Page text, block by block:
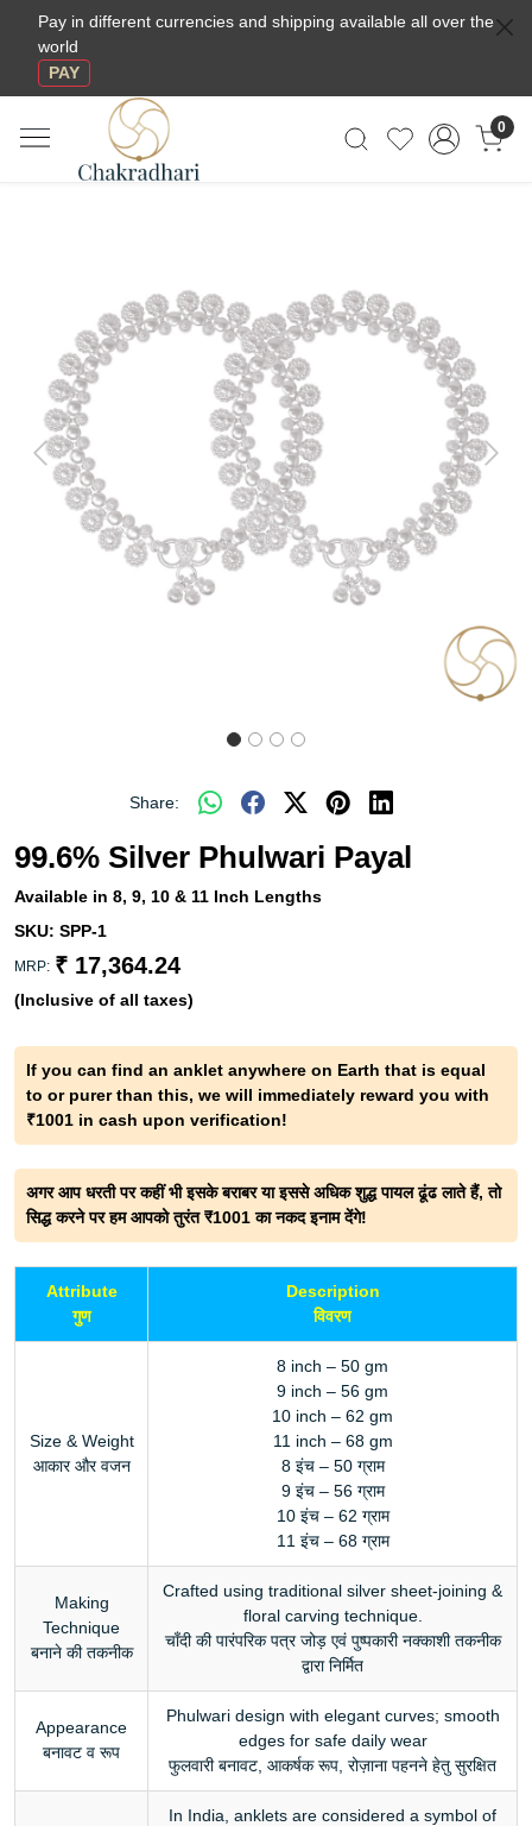
Pay in different currencies and shipping available all over the
world
PAY
0
Previous Next
Share:
99.6% Silver Phulwari Payal
Available in 8, 9, 10 & 11 Inch Lengths
SKU: SPP-1
MRP: ₹ 17,364.24
(Inclusive of all taxes)
If you can find an anklet anywhere on Earth that is equal
to or purer than this, we will immediately reward you with
₹1001 in cash upon verification!
अगर आप धरती पर कहीं भी इसके बराबर या इससे अधिक शुद्ध पायल ढूंढ लाते हैं, तो
सिद्ध करने पर हम आपको तुरंत ₹1001 का नकद इनाम देंगे!
Attribute
गुण
Description
विवरण
Size & Weight
आकार और वजन
8 inch – 50 gm
9 inch – 56 gm
10 inch – 62 gm
11 inch – 68 gm
8 इंच – 50 ग्राम
9 इंच – 56 ग्राम
10 इंच – 62 ग्राम
11 इंच – 68 ग्राम
Making
Technique
बनाने की तकनीक
Crafted using traditional silver sheet-joining &
floral carving technique.
चाँदी की पारंपरिक पत्र जोड़ एवं पुष्पकारी नक्काशी तकनीक
द्वारा निर्मित
Appearance
बनावट व रूप
Phulwari design with elegant curves; smooth
edges for safe daily wear
फुलवारी बनावट, आकर्षक रूप, रोज़ाना पहनने हेतु सुरक्षित
In India, anklets are considered a symbol of